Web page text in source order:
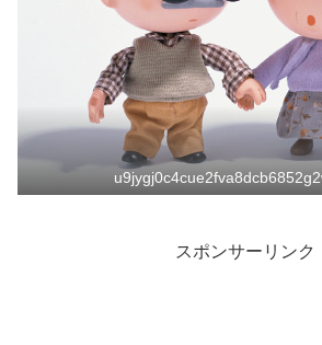
スポンサーリンク